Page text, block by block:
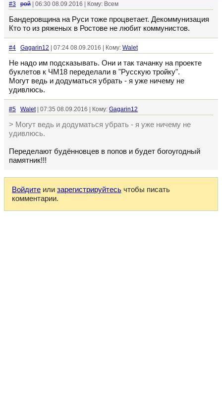
#3 рой | 06:30 08.09.2016 | Кому: Всем
Бандеровщина на Руси тоже процветает. Декоммунизация
Кто то из ряженых в Ростове не любит коммунистов.
#4 Gagarin12 | 07:24 08.09.2016 | Кому: Walet
Не надо им подсказывать. Они и так тачанку на проекте
буклетов к ЧМ18 переделали в "Русскую тройку".
Могут ведь и додуматься убрать - я уже ничему не
удивлюсь.
#5 Walet| 07:35 08.09.2016 | Кому: Gagarin12
> Могут ведь и додуматься убрать - я уже ничему не
удивлюсь.
Переделают будённовцев в попов и будет богоугодный
памятник!!!
Войдите или зарегистрируйтесь чтобы писать
комментарии.